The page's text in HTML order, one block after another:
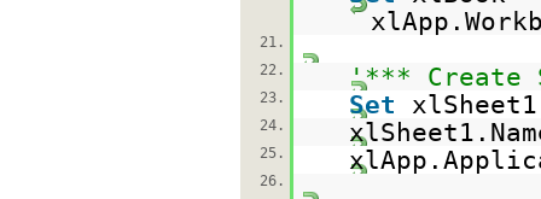
21.
22.
'*** Create
23. Set
24.
25.
26.